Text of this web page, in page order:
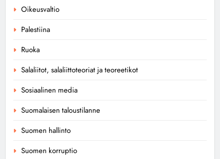
Oikeusvaltio
Palestiina
Ruoka
Salaliitot, salaliittoteoriat ja teoreetikot
Sosiaalinen media
Suomalaisen taloustilanne
Suomen hallinto
Suomen korruptio